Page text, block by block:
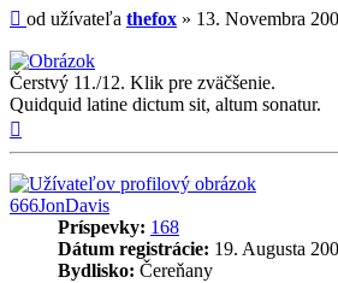
Príspevok
od užívateľa thefox » 13. Novembra
Čerstvý 11./12. Klik pre zväčšenie.
Quidquid latine dictum sit, altum sonatur.
666JonDavis
Príspevky: 168
Dátum registrácie: 19. Augusta
Bydlisko: Čereňany